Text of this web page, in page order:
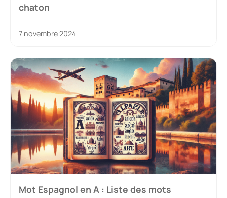
chaton
7 novembre 2024
Mot Espagnol en A : Liste des mots